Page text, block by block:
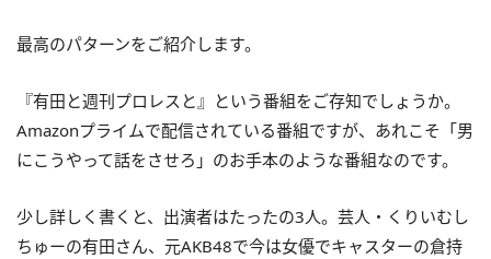
最高のパターンをご紹介します。
『有田と週刊プロレスと』という番組をご存知でしょうか。
Amazonプライムで配信されている番組ですが、あれこそ「男
にこうやって話をさせろ」のお手本のような番組なのです。
少し詳しく書くと、出演者はたったの3人。芸人・くりいむし
ちゅーの有田さん、元AKB48で今は女優でキャスターの倉持